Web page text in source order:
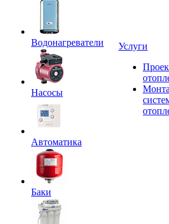
Водонагреватели
Насосы
Автоматика
Баки
Услуги